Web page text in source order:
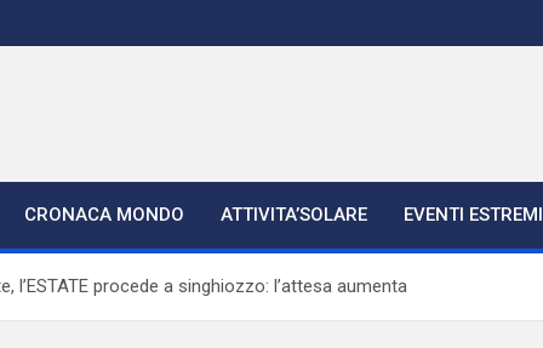
CRONACA MONDO ATTIVITA’SOLARE EVENTI ESTREMI
l’ESTATE procede a singhiozzo: l’attesa aumenta